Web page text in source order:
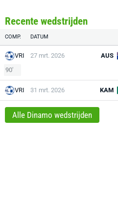
Recente wedstrijden
COMP. DATUM
VRI 27 mrt. 2026 AUS
90'
VRI 31 mrt. 2026 KAM
Alle Dinamo wedstrijden